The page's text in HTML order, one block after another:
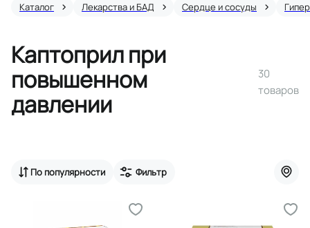
Каталог Лекарства и БАД Сердце и сосуды
Каптоприл при
повышенном
давлении
30
товаров
По популярности Фильтр